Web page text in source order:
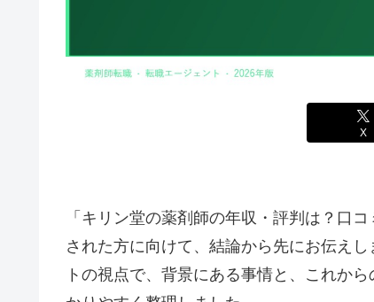
X
「キリン堂の薬剤師の年収・評判は？口
された方に向けて、結論から先にお伝え
トの視点で、背景にある事情と、これか